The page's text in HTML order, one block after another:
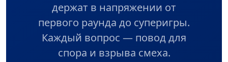
держат в напряжении от
первого раунда до суперигры.
Каждый вопрос — повод для
спора и взрыва смеха.